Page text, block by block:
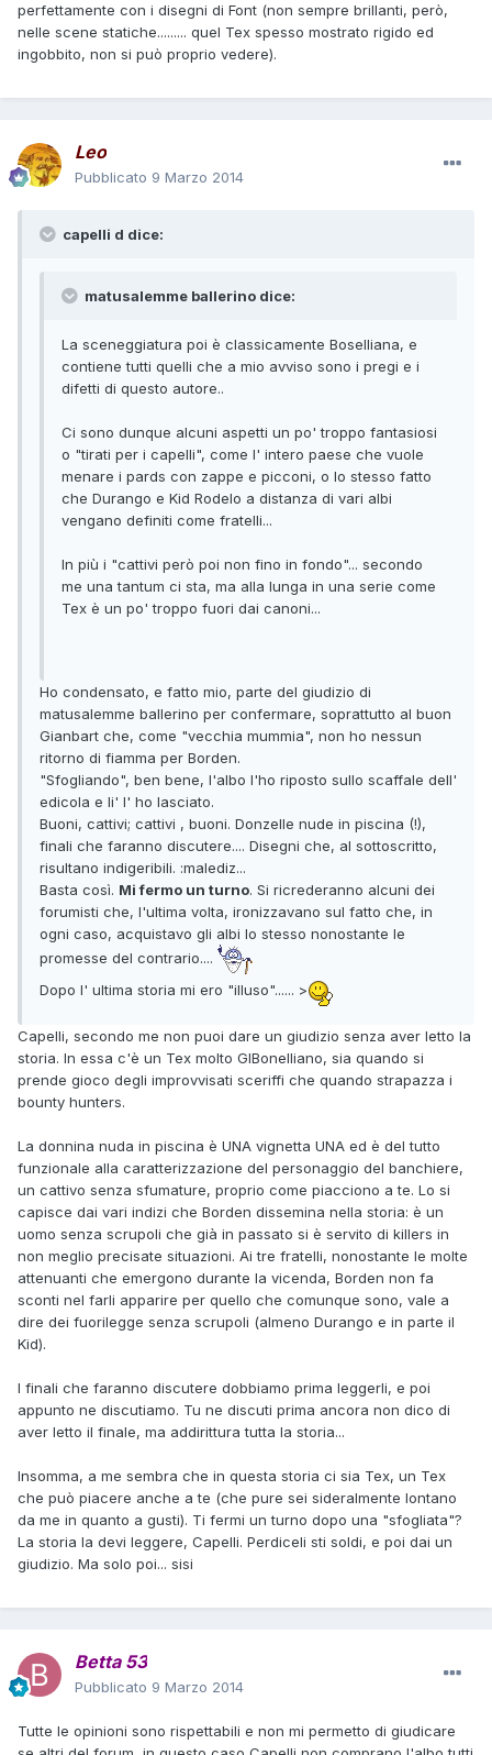
perfettamente con i disegni di Font (non sempre brillanti, però,
nelle scene statiche......... quel Tex spesso mostrato rigido ed
ingobbito, non si può proprio vedere).
Leo
Pubblicato 9 Marzo 2014
capelli d dice:
matusalemme ballerino dice:
La sceneggiatura poi è classicamente Boselliana, e
contiene tutti quelli che a mio avviso sono i pregi e i
difetti di questo autore..
Ci sono dunque alcuni aspetti un po' troppo fantasiosi
o "tirati per i capelli", come l' intero paese che vuole
menare i pards con zappe e picconi, o lo stesso fatto
che Durango e Kid Rodelo a distanza di vari albi
vengano definiti come fratelli...
In più i "cattivi però poi non fino in fondo"... secondo
me una tantum ci sta, ma alla lunga in una serie come
Tex è un po' troppo fuori dai canoni...
Ho condensato, e fatto mio, parte del giudizio di
matusalemme ballerino per confermare, soprattutto al buon
Gianbart che, come "vecchia mummia", non ho nessun
ritorno di fiamma per Borden.
"Sfogliando", ben bene, l'albo l'ho riposto sullo scaffale dell'
edicola e li' l' ho lasciato.
Buoni, cattivi; cattivi , buoni. Donzelle nude in piscina (!),
finali che faranno discutere.... Disegni che, al sottoscritto,
risultano indigeribili. :malediz...
Basta così. Mi fermo un turno. Si ricrederanno alcuni dei
forumisti che, l'ultima volta, ironizzavano sul fatto che, in
ogni caso, acquistavo gli albi lo stesso nonostante le
promesse del contrario....
Dopo l' ultima storia mi ero "illuso"...... >
Capelli, secondo me non puoi dare un giudizio senza aver letto la
storia. In essa c'è un Tex molto GlBonelliano, sia quando si
prende gioco degli improvvisati sceriffi che quando strapazza i
bounty hunters.
La donnina nuda in piscina è UNA vignetta UNA ed è del tutto
funzionale alla caratterizzazione del personaggio del banchiere,
un cattivo senza sfumature, proprio come piacciono a te. Lo si
capisce dai vari indizi che Borden dissemina nella storia: è un
uomo senza scrupoli che già in passato si è servito di killers in
non meglio precisate situazioni. Ai tre fratelli, nonostante le molte
attenuanti che emergono durante la vicenda, Borden non fa
sconti nel farli apparire per quello che comunque sono, vale a
dire dei fuorilegge senza scrupoli (almeno Durango e in parte il
Kid).
I finali che faranno discutere dobbiamo prima leggerli, e poi
appunto ne discutiamo. Tu ne discuti prima ancora non dico di
aver letto il finale, ma addirittura tutta la storia...
Insomma, a me sembra che in questa storia ci sia Tex, un Tex
che può piacere anche a te (che pure sei sideralmente lontano
da me in quanto a gusti). Ti fermi un turno dopo una "sfogliata"?
La storia la devi leggere, Capelli. Perdiceli sti soldi, e poi dai un
giudizio. Ma solo poi... sisi
Betta 53
Pubblicato 9 Marzo 2014
Tutte le opinioni sono rispettabili e non mi permetto di giudicare